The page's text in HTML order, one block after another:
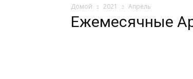
«Заря»
Домой 2021 Апрель
Ежемесячные